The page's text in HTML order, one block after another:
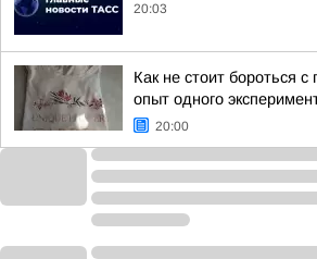
20:03
Как не стоит бороться
опыт одного
20:00